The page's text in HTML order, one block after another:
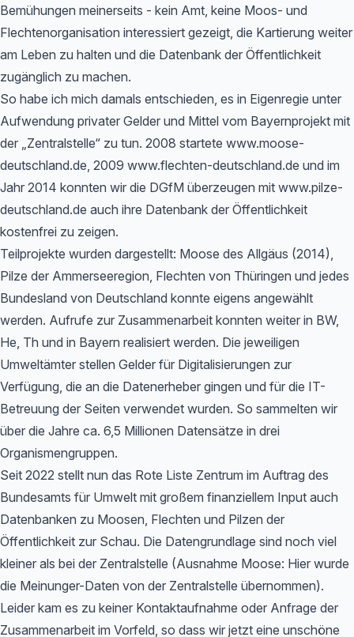
Bemühungen meinerseits - kein Amt, keine Moos- und
Flechtenorganisation interessiert gezeigt, die Kartierung weiter
am Leben zu halten und die Datenbank der Öffentlichkeit
zugänglich zu machen.
So habe ich mich damals entschieden, es in Eigenregie unter
Aufwendung privater Gelder und Mittel vom Bayernprojekt mit
der „Zentralstelle“ zu tun. 2008 startete www.moose-
deutschland.de, 2009 www.flechten-deutschland.de und im
Jahr 2014 konnten wir die DGfM überzeugen mit www.pilze-
deutschland.de auch ihre Datenbank der Öffentlichkeit
kostenfrei zu zeigen.
Teilprojekte wurden dargestellt: Moose des Allgäus (2014),
Pilze der Ammerseeregion, Flechten von Thüringen und jedes
Bundesland von Deutschland konnte eigens angewählt
werden. Aufrufe zur Zusammenarbeit konnten weiter in BW,
He, Th und in Bayern realisiert werden. Die jeweiligen
Umweltämter stellen Gelder für Digitalisierungen zur
Verfügung, die an die Datenerheber gingen und für die IT-
Betreuung der Seiten verwendet wurden. So sammelten wir
über die Jahre ca. 6,5 Millionen Datensätze in drei
Organismengruppen.
Seit 2022 stellt nun das Rote Liste Zentrum im Auftrag des
Bundesamts für Umwelt mit großem finanziellem Input auch
Datenbanken zu Moosen, Flechten und Pilzen der
Öffentlichkeit zur Schau. Die Datengrundlage sind noch viel
kleiner als bei der Zentralstelle (Ausnahme Moose: Hier wurde
die Meinunger-Daten von der Zentralstelle übernommen).
Leider kam es zu keiner Kontaktaufnahme oder Anfrage der
Zusammenarbeit im Vorfeld, so dass wir jetzt eine unschöne